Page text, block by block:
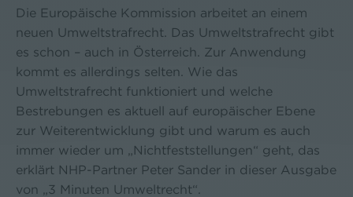
Die Europäische Kommission arbeitet an einem
neuen Umweltstrafrecht. Das Umweltstrafrecht gibt
es schon – auch in Österreich. Zur Anwendung
kommt es allerdings selten. Wie das
Umweltstrafrecht funktioniert und welche
Bestrebungen es aktuell auf europäischer Ebene
zur Weiterentwicklung gibt und warum es auch
immer wieder um „Nichtfeststellungen“ geht, das
erklärt NHP-Partner Peter Sander in dieser Ausgabe
von „3 Minuten Umweltrecht“.